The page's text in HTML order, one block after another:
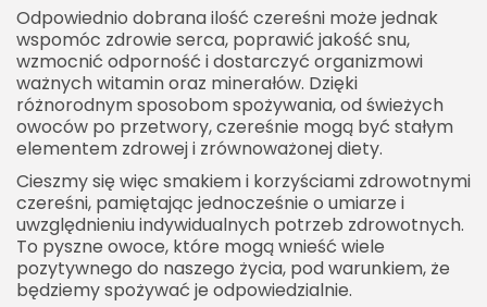
Odpowiednio dobrana ilość czereśni może jednak
wspomóc zdrowie serca, poprawić jakość snu,
wzmocnić odporność i dostarczyć organizmowi
ważnych witamin oraz minerałów. Dzięki
różnorodnym sposobom spożywania, od świeżych
owoców po przetwory, czereśnie mogą być stałym
elementem zdrowej i zrównoważonej diety.
Cieszmy się więc smakiem i korzyściami zdrowotnymi
czereśni, pamiętając jednocześnie o umiarze i
uwzględnieniu indywidualnych potrzeb zdrowotnych.
To pyszne owoce, które mogą wnieść wiele
pozytywnego do naszego życia, pod warunkiem, że
będziemy spożywać je odpowiedzialnie.